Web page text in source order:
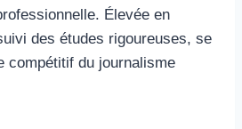
Élevée en
des études rigoureuses, se
compétitif du journalisme